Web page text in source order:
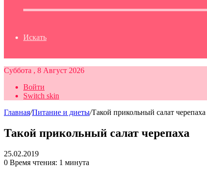
Искать
Суббота , 8 Август 2026
Войти
Switch skin
Главная/Питание и диеты/Такой прикольный салат черепаха
Такой прикольный салат черепаха
25.02.2019
0 Время чтения: 1 минута